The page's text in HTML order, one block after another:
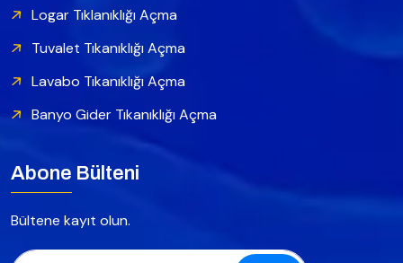
Logar Tıklanıklığı Açma
Tuvalet Tıkanıklığı Açma
Lavabo Tıkanıklığı Açma
Banyo Gider Tıkanıklığı Açma
Abone Bülteni
Bültene kayıt olun.